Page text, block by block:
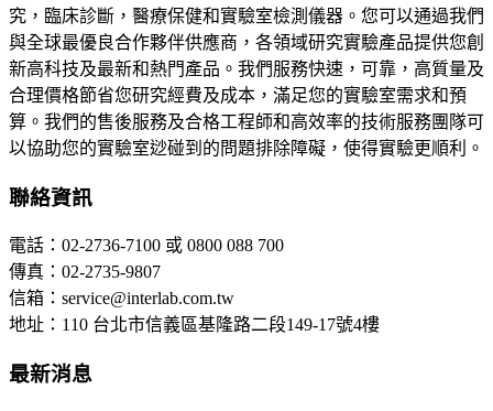
究，臨床診斷，醫療保健和實驗室檢測儀器。您可以通過我們
與全球最優良合作夥伴供應商，各領域研究實驗產品提供您創
新高科技及最新和熱門產品。我們服務快速，可靠，高質量及
合理價格節省您研究經費及成本，滿足您的實驗室需求和預
算。我們的售後服務及合格工程師和高效率的技術服務團隊可
以協助您的實驗室逤碰到的問題排除障礙，使得實驗更順利。
聯絡資訊
電話：02-2736-7100 或 0800 088 700
傳真：02-2735-9807
信箱：service@interlab.com.tw
地址：110 台北市信義區基隆路二段149-17號4樓
最新消息